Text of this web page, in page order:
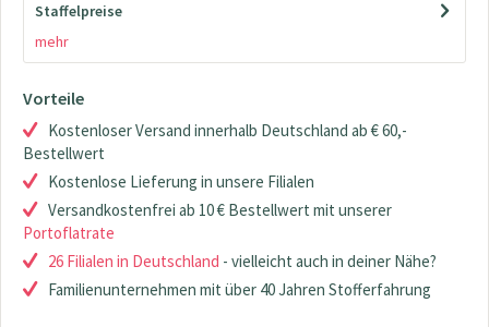
Staffelpreise
mehr
Vorteile
Kostenloser Versand innerhalb Deutschland ab € 60,-
Bestellwert
Kostenlose Lieferung in unsere Filialen
Versandkostenfrei ab 10 € Bestellwert mit unserer
Portoflatrate
26 Filialen in Deutschland - vielleicht auch in deiner Nähe?
Familienunternehmen mit über 40 Jahren Stofferfahrung